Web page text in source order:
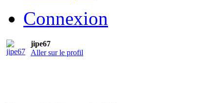
Connexion
jipe67
Aller sur le profil